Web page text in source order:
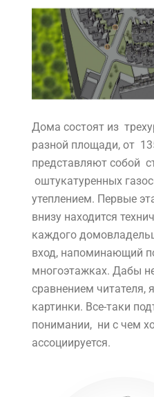
Дома состоят из
разной площади, от
представляют собой
оштукатуренных
утеплением. Первые
внизу находится
каждого
вход, напоминающий
многоэтажках. Дабы
сравнением читателя,
картинки. Все-таки
понимании, ни с чем
ассоциируется.